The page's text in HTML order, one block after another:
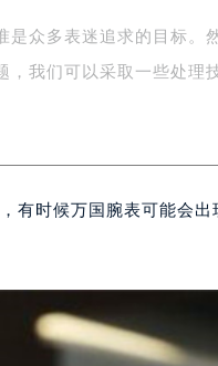
是众多表迷追求的目标。
，我们可以采取一些处理
有时候万国腕表可能会出